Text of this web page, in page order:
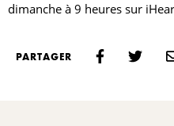
dimanche à 9 heures sur
PARTAGER